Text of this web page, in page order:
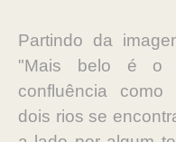
Partindo da
"Mais belo é o
confluência como
dois rios se